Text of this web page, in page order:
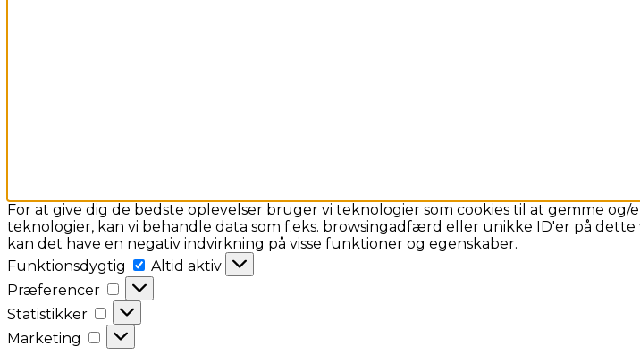
For at give dig de bedste oplevelser bruger vi teknologier som cookies til at gemme
teknologier, kan vi behandle data som f.eks. browsingadfærd eller unikke ID'er på
kan det have en negativ indvirkning på visse funktioner og egenskaber.
Funktionsdygtig
Funktionsdygtig
Altid aktiv
Præferencer
Præferencer
Statistikker
Statistikker
Marketing
Marketing